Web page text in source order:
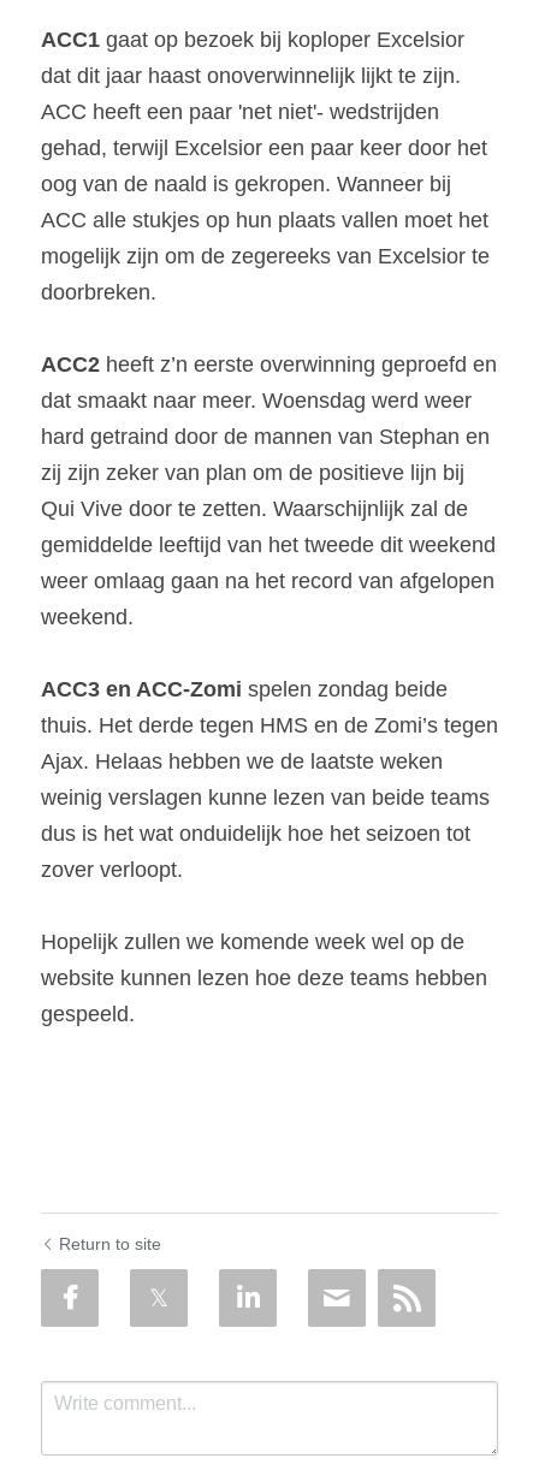
ACC1 gaat op bezoek bij koploper Excelsior
dat dit jaar haast onoverwinnelijk lijkt te zijn.
ACC heeft een paar 'net niet'- wedstrijden
gehad, terwijl Excelsior een paar keer door het
oog van de naald is gekropen. Wanneer bij
ACC alle stukjes op hun plaats vallen moet het
mogelijk zijn om de zegereeks van Excelsior te
doorbreken.
ACC2 heeft z’n eerste overwinning geproefd en
dat smaakt naar meer. Woensdag werd weer
hard getraind door de mannen van Stephan en
zij zijn zeker van plan om de positieve lijn bij
Qui Vive door te zetten. Waarschijnlijk zal de
gemiddelde leeftijd van het tweede dit weekend
weer omlaag gaan na het record van afgelopen
weekend.
ACC3 en ACC-Zomi spelen zondag beide
thuis. Het derde tegen HMS en de Zomi’s tegen
Ajax. Helaas hebben we de laatste weken
weinig verslagen kunne lezen van beide teams
dus is het wat onduidelijk hoe het seizoen tot
zover verloopt.
Hopelijk zullen we komende week wel op de
website kunnen lezen hoe deze teams hebben
gespeeld.
Return to site